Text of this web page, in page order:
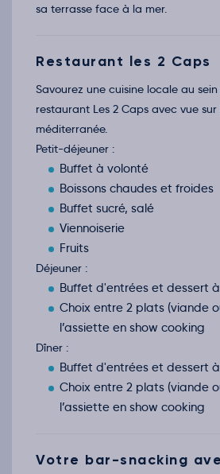
sa terrasse face à la mer.
Restaurant les 2 Caps
Savourez une cuisine locale au
restaurant Les 2 Caps avec vue
méditerranée.
Petit-déjeuner :
Buffet à volonté
Boissons chaudes et froides
Buffet sucré, salé
Viennoiserie
Fruits
Déjeuner :
Buffet d'entrées et dessert
Choix entre 2 plats (viande
l’assiette en show cooking
Dîner :
Buffet d'entrées et dessert
Choix entre 2 plats (viande
l’assiette en show cooking
Votre bar-snacking